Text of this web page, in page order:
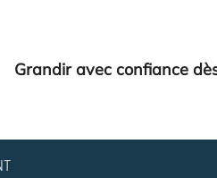
Grandir avec confiance